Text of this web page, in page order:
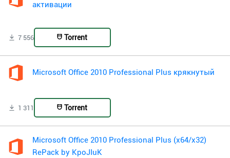
активации
7 556 Torrent
Microsoft Office 2010 Professional Plus крякнутый
1 311 Torrent
Microsoft Office 2010 Professional Plus (x64/x32)
RePack by KpoJIuK